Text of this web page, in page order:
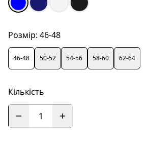
Розмір: 46-48
46-48 50-52 54-56 58-60 62-64
Кількість
1